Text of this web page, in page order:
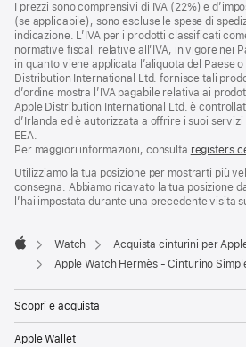
I prezzi sono comprensivi di IVA (22%) e
(se applicabile), sono escluse le spese di
indicazione. L’IVA per i prodotti classificati
normative fiscali relative all’IVA, in vigore nei
in quanto viene applicata l’aliquota del Paese
Distribution International Ltd. fornisce tali
d’ordine mostra l’IVA pagabile relativa ai
Apple Distribution International Ltd. è
d’Irlanda ed è autorizzata a offrire i suoi
EEA.
Per maggiori informazioni, consulta
Utilizziamo la tua posizione per mostrarti più
consegna. Abbiamo ricavato la tua posizione
l’hai impostata durante una precedente visita
Apple
Watch
Acquista cinturini per
Apple Watch Hermès - Cinturino Simple
Scopri e acquista
Apple Wallet